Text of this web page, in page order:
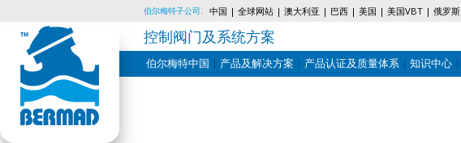
Skip
content
伯尔梅特子公司: 中国 全球网站 澳大利亚 巴西 美国 美国VBT 俄罗斯
控制阀门及系统方案
伯尔梅特中国 产品及解决方案 产品认证及质量体系 知识中心